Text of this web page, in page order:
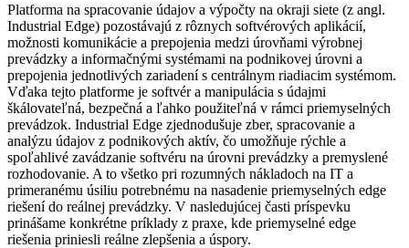
Platforma na spracovanie údajov a výpočty na okraji siete (z angl.
Industrial Edge) pozostávajú z rôznych softvérových aplikácií,
možnosti komunikácie a prepojenia medzi úrovňami výrobnej
prevádzky a informačnými systémami na podnikovej úrovni a
prepojenia jednotlivých zariadení s centrálnym riadiacim systémom.
Vďaka tejto platforme je softvér a manipulácia s údajmi
škálovateľná, bezpečná a ľahko použiteľná v rámci priemyselných
prevádzok. Industrial Edge zjednodušuje zber, spracovanie a
analýzu údajov z podnikových aktív, čo umožňuje rýchle a
spoľahlivé zavádzanie softvéru na úrovni prevádzky a premyslené
rozhodovanie. A to všetko pri rozumných nákladoch na IT a
primeranému úsiliu potrebnému na nasadenie priemyselných edge
riešení do reálnej prevádzky. V nasledujúcej časti príspevku
prinášame konkrétne príklady z praxe, kde priemyselné edge
riešenia priniesli reálne zlepšenia a úspory.